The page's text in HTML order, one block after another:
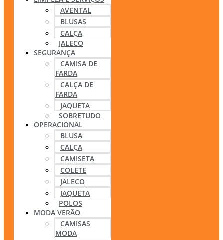
AVENTAL
BLUSAS
CALÇA
JALECO
SEGURANÇA
CAMISA DE
FARDA
CALÇA DE
FARDA
JAQUETA
SOBRETUDO
OPERACIONAL
BLUSA
CALÇA
CAMISETA
COLETE
JALECO
JAQUETA
POLOS
MODA VERÃO
CAMISAS
MODA